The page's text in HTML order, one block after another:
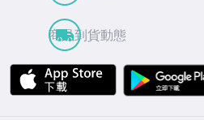
商品到貨動態
APP Store